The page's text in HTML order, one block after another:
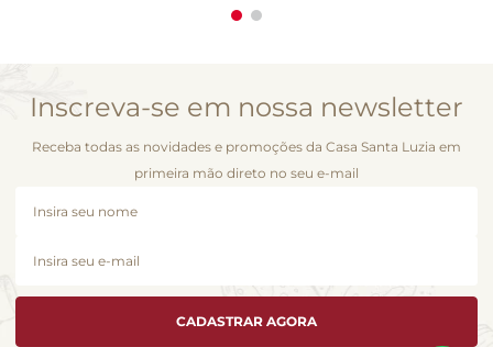
Inscreva-se em nossa newsletter
Receba todas as novidades e promoções da Casa Santa Luzia em
primeira mão direto no seu e-mail
CADASTRAR AGORA